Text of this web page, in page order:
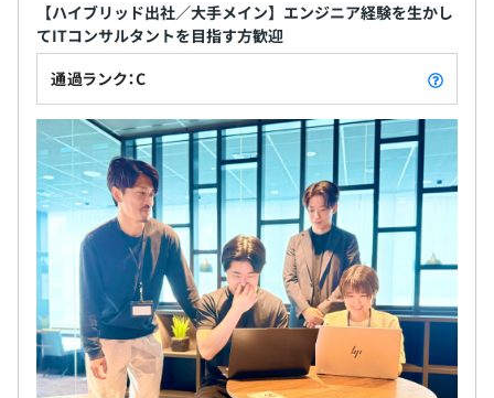
【ハイブリッド出社／大手メイン】エンジニア経験を生かし
てITコンサルタントを目指す方歓迎
通過ランク：C